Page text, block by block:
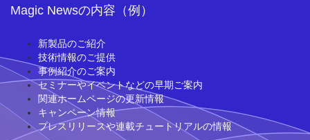
Magic Newsの内容（例）
新製品のご紹介
技術情報のご提供
事例紹介のご案内
セミナーやイベントなどの早期ご案内
関連ホームページの更新情報
キャンペーン情報
プレスリリースや連載チュートリアルの情報